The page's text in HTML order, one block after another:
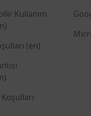
Kullanım
(en)